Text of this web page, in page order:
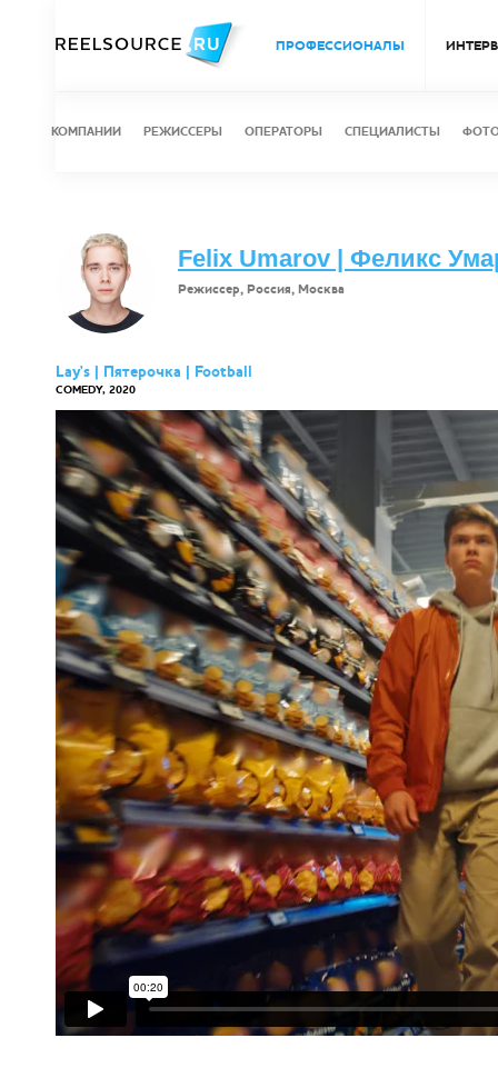
ПРОФЕССИОНАЛЫ
КОМПАНИИ РЕЖИССЕРЫ ОПЕРАТОРЫ СПЕЦИАЛИСТЫ
Felix Umarov | Феликс
Режиссер, Россия, Москва
Lay's | Пятерочка | Football
COMEDY, 2020